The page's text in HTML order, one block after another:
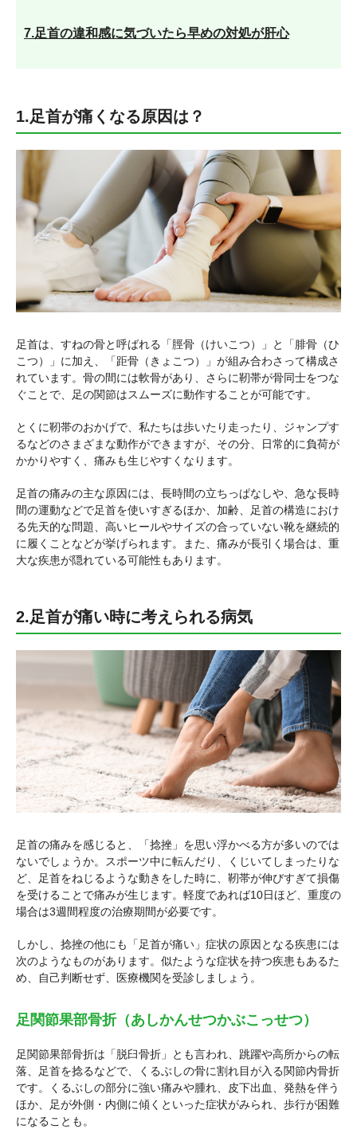
7.足首の違和感に気づいたら早めの対処が肝心
1.足首が痛くなる原因は？
足首は、すねの骨と呼ばれる「脛骨（けいこつ）」と「腓骨（ひ
こつ）」に加え、「距骨（きょこつ）」が組み合わさって構成さ
れています。骨の間には軟骨があり、さらに靭帯が骨同士をつな
ぐことで、足の関節はスムーズに動作することが可能です。
とくに靭帯のおかげで、私たちは歩いたり走ったり、ジャンプす
るなどのさまざまな動作ができますが、その分、日常的に負荷が
かかりやすく、痛みも生じやすくなります。
足首の痛みの主な原因には、長時間の立ちっぱなしや、急な長時
間の運動などで足首を使いすぎるほか、加齢、足首の構造におけ
る先天的な問題、高いヒールやサイズの合っていない靴を継続的
に履くことなどが挙げられます。また、痛みが長引く場合は、重
大な疾患が隠れている可能性もあります。
2.足首が痛い時に考えられる病気
足首の痛みを感じると、「捻挫」を思い浮かべる方が多いのでは
ないでしょうか。スポーツ中に転んだり、くじいてしまったりな
ど、足首をねじるような動きをした時に、靭帯が伸びすぎて損傷
を受けることで痛みが生じます。軽度であれば10日ほど、重度の
場合は3週間程度の治療期間が必要です。
しかし、捻挫の他にも「足首が痛い」症状の原因となる疾患には
次のようなものがあります。似たような症状を持つ疾患もあるた
め、自己判断せず、医療機関を受診しましょう。
足関節果部骨折（あしかんせつかぶこっせつ）
足関節果部骨折は「脱臼骨折」とも言われ、跳躍や高所からの転
落、足首を捻るなどで、くるぶしの骨に割れ目が入る関節内骨折
です。くるぶしの部分に強い痛みや腫れ、皮下出血、発熱を伴う
ほか、足が外側・内側に傾くといった症状がみられ、歩行が困難
になることも。